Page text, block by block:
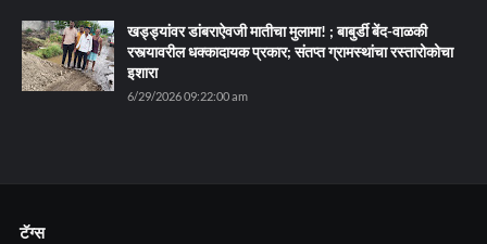
खड्ड्यांवर डांबराऐवजी मातीचा मुलामा! ; बाबुर्डी बेंद-वाळकी
रस्त्यावरील धक्कादायक प्रकार; संतप्त ग्रामस्थांचा रस्तारोकोचा
इशारा
6/29/2026 09:22:00 am
टॅग्स